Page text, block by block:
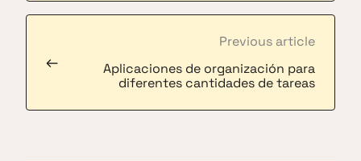
Previous article
Aplicaciones de organización para
diferentes cantidades de tareas
←